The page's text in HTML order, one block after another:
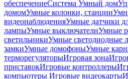
обеспечениеСистема Умный дом
домомУмные колонки, станции
видеонаблюденияУмные датчики
лампыУмные выключателиУмные
светильникиУмные светодиодные
замкиУмные домофоныУмные
терморегуляторыИгровая зона
приставокИгровые контроллеры
компьютеры Игровые видеокарты